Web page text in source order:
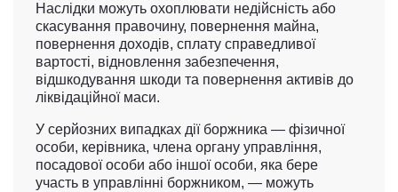
Наслідки можуть охоплювати недійсність або
скасування правочину, повернення майна,
повернення доходів, сплату справедливої
вартості, відновлення забезпечення,
відшкодування шкоди та повернення активів до
ліквідаційної маси.
У серйозних випадках дії боржника — фізичної
особи, керівника, члена органу управління,
посадової особи або іншої особи, яка бере
участь в управлінні боржником, — можуть